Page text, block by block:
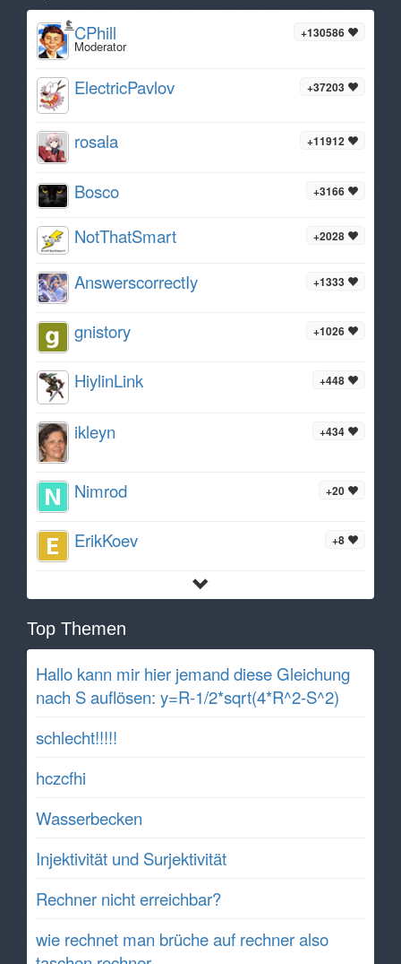
+130586
CPhill
Moderator
+37203
ElectricPavlov
+11912
rosala
+3166
Bosco
+2028
NotThatSmart
+1333
AnswerscorrectIy
+1026
gnistory
+448
HiylinLink
+434
ikleyn
+20
Nimrod
+8
ErikKoev
Top Themen
Hallo kann mir hier jemand diese Gleichung
nach S auflösen: y=R-1/2*sqrt(4*R^2-S^2)
schlecht!!!!!
hczcfhi
Wasserbecken
Injektivität und Surjektivität
Rechner nicht erreichbar?
wie rechnet man brüche auf rechner also